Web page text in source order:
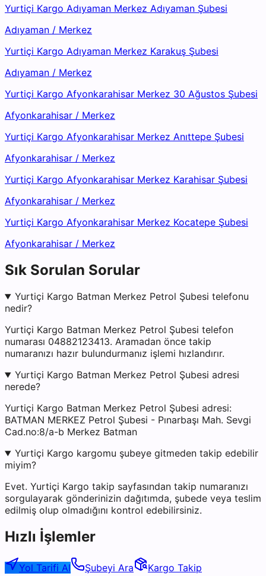
Yurtiçi Kargo Adıyaman Merkez Adıyaman Şubesi
Adıyaman / Merkez
Yurtiçi Kargo Adıyaman Merkez Karakuş Şubesi
Adıyaman / Merkez
Yurtiçi Kargo Afyonkarahisar Merkez 30 Ağustos Şubesi
Afyonkarahisar / Merkez
Yurtiçi Kargo Afyonkarahisar Merkez Anıttepe Şubesi
Afyonkarahisar / Merkez
Yurtiçi Kargo Afyonkarahisar Merkez Karahisar Şubesi
Afyonkarahisar / Merkez
Yurtiçi Kargo Afyonkarahisar Merkez Kocatepe Şubesi
Afyonkarahisar / Merkez
Sık Sorulan Sorular
Yurtiçi Kargo Batman Merkez Petrol Şubesi telefonu
nedir?
Yurtiçi Kargo Batman Merkez Petrol Şubesi telefon
numarası 04882123413. Aramadan önce takip
numaranızı hazır bulundurmanız işlemi hızlandırır.
Yurtiçi Kargo Batman Merkez Petrol Şubesi adresi
nerede?
Yurtiçi Kargo Batman Merkez Petrol Şubesi adresi:
BATMAN MERKEZ Petrol Şubesi - Pınarbaşı Mah. Sevgi
Cad.no:8/a-b Merkez Batman
Yurtiçi Kargo kargomu şubeye gitmeden takip edebilir
miyim?
Evet. Yurtiçi Kargo takip sayfasından takip numaranızı
sorgulayarak gönderinizin dağıtımda, şubede veya teslim
edilmiş olup olmadığını kontrol edebilirsiniz.
Hızlı İşlemler
Yol Tarifi Al Şubeyi Ara
Kargo Takip